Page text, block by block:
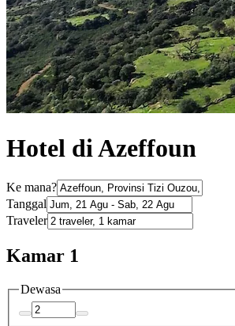
Hotel di Azeffoun
Ke mana?
Tanggal
Traveler
Kamar 1
Dewasa